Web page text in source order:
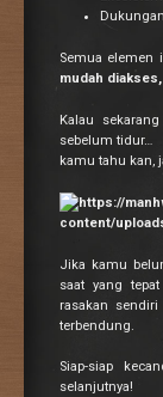
Semua elemen
mudah
Kalau
sebelum tidur…
kamu tahu kan,
Jika kamu
saat yang
rasakan
terbendung.
Siap-siap
selanjutnya!